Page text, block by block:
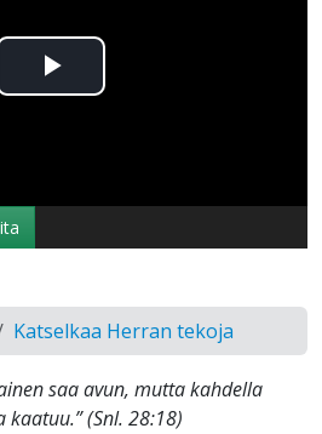
Toista
Katselkaa Herran tekoja
saa avun, mutta kahdella
‭‭(Snl.‬ ‭28‬:‭18‬)